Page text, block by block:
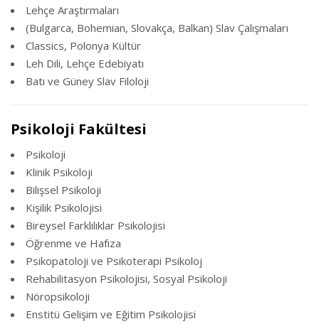
Lehçe Araştırmaları
(Bulgarca, Bohemian, Slovakça, Balkan) Slav Çalışmaları
Classics, Polonya Kültür
Leh Dili, Lehçe Edebiyatı
Batı ve Güney Slav Filoloji
Psikoloji Fakültesi
Psikoloji
Klinik Psikoloji
Bilişsel Psikoloji
Kişilik Psikolojisi
Bireysel Farklılıklar Psikolojisi
Öğrenme ve Hafıza
Psikopatoloji ve Psikoterapi Psikoloj
Rehabilitasyon Psikolojisi, Sosyal Psikoloji
Nöropsikoloji
Enstitü Gelişim ve Eğitim Psikolojisi